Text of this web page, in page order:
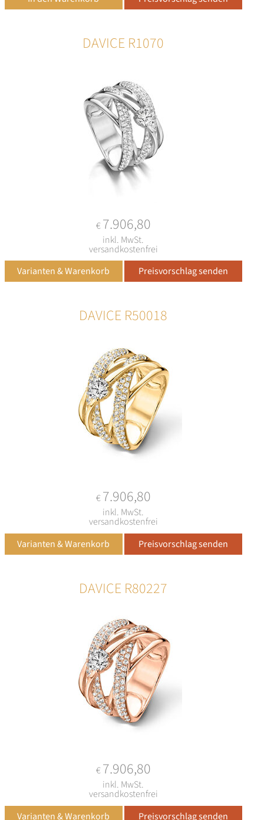
DAVICE R1070
€7.906,80
inkl. MwSt.
versandkostenfrei
DAVICE R50018
€7.906,80
inkl. MwSt.
versandkostenfrei
DAVICE R80227
€7.906,80
inkl. MwSt.
versandkostenfrei